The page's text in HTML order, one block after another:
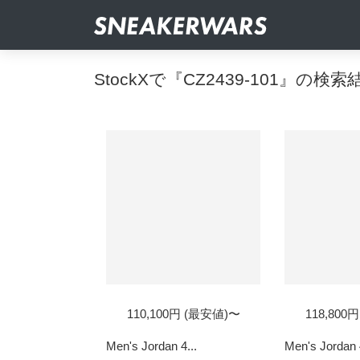
StockXで『CZ2439-101』の検索
110,100円 (最安値)〜
Men's Jordan 4...
118,800
Men's Jordan